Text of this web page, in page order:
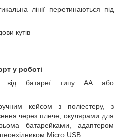
лінії перетинаються під
кутів
у роботі
від батареї типу АА або
кейсом з поліестеру, з
через плече, окулярами для
батарейками, адаптером
Micro USB.